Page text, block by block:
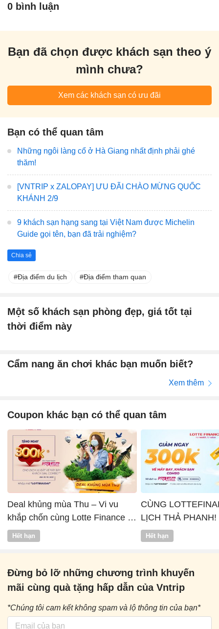
0 bình luận
Bạn đã chọn được khách sạn theo ý
mình chưa?
Xem các khách sạn có ưu đãi
Bạn có thể quan tâm
Những ngôi làng cổ ở Hà Giang nhất định phải ghé
thăm!
[VNTRIP x ZALOPAY] ƯU ĐÃI CHÀO MỪNG QUỐC
KHÁNH 2/9
9 khách sạn hạng sang tại Việt Nam được Michelin
Guide gọi tên, bạn đã trải nghiệm?
Chia sẻ
Địa điểm du lịch Địa điểm tham quan
Một số khách sạn phòng đẹp, giá tốt tại
thời điểm này
Cẩm nang ăn chơi khác bạn muốn biết?
Xem thêm
Coupon khác bạn có thể quan tâm
Deal khủng mùa Thu – Vi vu
khắp chốn cùng Lotte Finance x
Vntrip
Hết hạn
CÙNG
LỊCH THẢ PHANH!
Hết hạn
Đừng bỏ lỡ những chương trình khuyến
mãi cùng quà tặng hấp dẫn của Vntrip
*Chúng tôi cam kết không spam và lộ thông tin của bạn*